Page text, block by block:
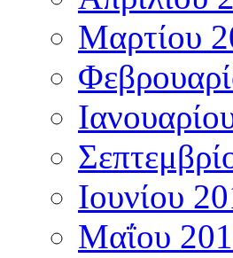
Μαρτίου
Ιουνίου
Μαΐου